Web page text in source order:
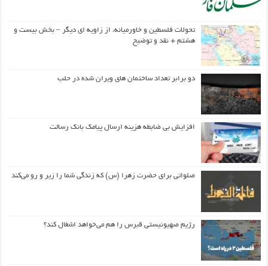
تحولات فلسطین و خاورمیانه، از زاویه ای دیگر – بخش بیست و
هشتم + نقد و توضیح
دو برابر تعداد ساختمان های ویران شده در حلب
افزایش بی ضابطه هزینه ارسال پیامک بانک رسالت
صلواتی برای حضرت زهرا (س) که زندگی شما را زیر و رو می‌کند
رژیم صهیونیستی قبرس را هم می‌خواهد اشغال کند؟